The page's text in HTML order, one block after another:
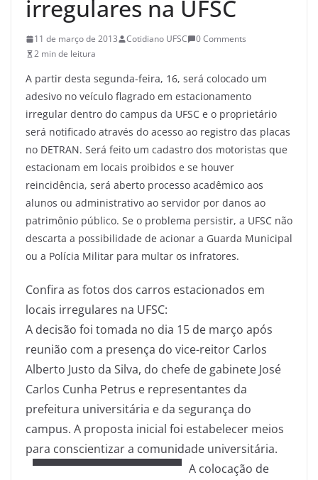
irregulares na UFSC
11 de março de 2013 Cotidiano UFSC
0 Comments
2 min de leitura
A partir desta segunda-feira, 16, será colocado um
adesivo no veículo flagrado em estacionamento
irregular dentro do campus da UFSC e o proprietário
será notificado através do acesso ao registro das placas
no DETRAN. Será feito um cadastro dos motoristas que
estacionam em locais proibidos e se houver
reincidência, será aberto processo acadêmico aos
alunos ou administrativo ao servidor por danos ao
patrimônio público. Se o problema persistir, a UFSC não
descarta a possibilidade de acionar a Guarda Municipal
ou a Polícia Militar para multar os infratores.
Confira as fotos dos carros estacionados em
locais irregulares na UFSC:
A decisão foi tomada no dia 15 de março após
reunião com a presença do vice-reitor Carlos
Alberto Justo da Silva, do chefe de gabinete José
Carlos Cunha Petrus e representantes da
prefeitura universitária e da segurança do
campus. A proposta inicial foi estabelecer meios
para conscientizar a comunidade universitária.
A colocação de